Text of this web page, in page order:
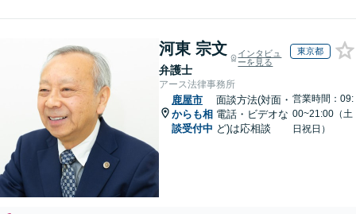
河東 宗文
弁護士
インタビュ
ーを見る
東京都
アース法律事務所
鹿屋市
からも相
談受付中
面談方法(対面・
電話・ビデオな
ど)は応相談
営業時間：09:
00~21:00（土
日祝日）